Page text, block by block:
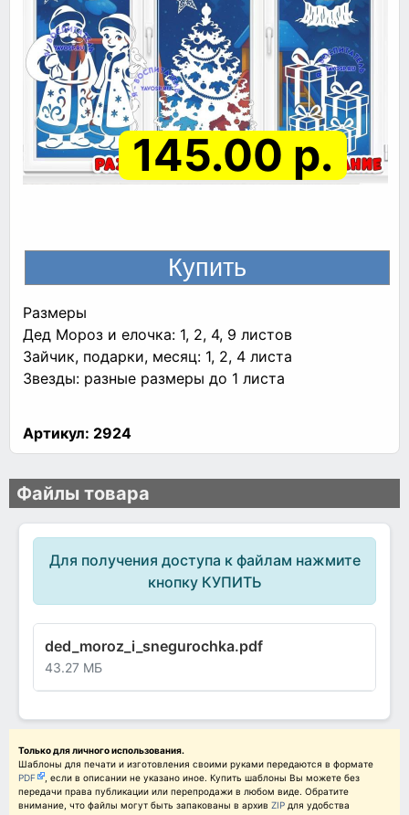
145.00 р.
Размеры
Дед Мороз и елочка: 1, 2, 4, 9 листов
Зайчик, подарки, месяц: 1, 2, 4 листа
Звезды: разные размеры до 1 листа
Артикул: 2924
Файлы товара
Для получения доступа к файлам нажмите
кнопку КУПИТЬ
ded_moroz_i_snegurochka.pdf
43.27 МБ
Только для личного использования.
Шаблоны для печати и изготовления своими руками передаются в формате
PDF
, если в описании не указано иное. Купить шаблоны Вы можете без
передачи права публикации или перепродажи в любом виде. Обратите
внимание, что файлы могут быть запакованы в архив ZIP для удобства